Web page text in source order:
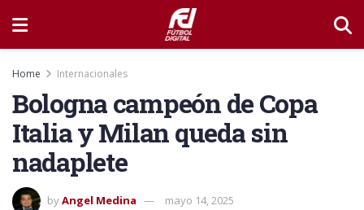
Home Internacionales
Bologna campeón de Copa
Italia y Milan queda sin
nadaplete
byAngel Medina mayo 14, 2025